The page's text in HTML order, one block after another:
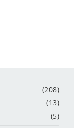
(208)
(13)
(5)